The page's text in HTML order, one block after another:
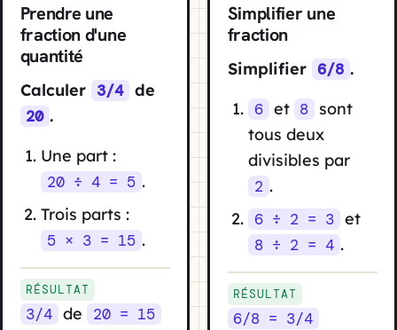
Prendre une
fraction d'une
quantité
Calculer 3/4 de
20 .
Une part :
20 ÷ 4 = 5 .
Trois parts :
5 × 3 = 15 .
RÉSULTAT
3/4 de 20 = 15
Simplifier une
fraction
Simplifier 6/8 .
6 et 8
sont
tous deux
divisibles par
2 .
6 ÷ 2 = 3 et
8 ÷ 2 = 4 .
RÉSULTAT
6/8 = 3/4